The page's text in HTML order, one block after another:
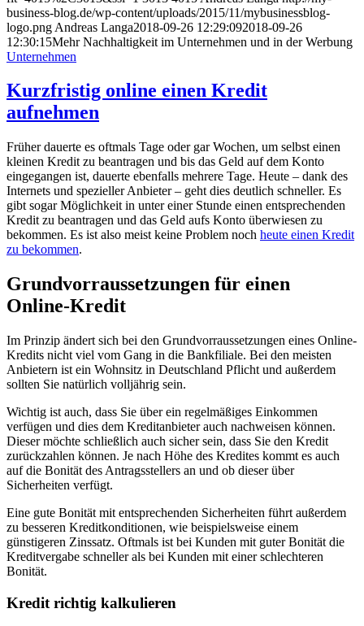
business-blog.de/wp-content/uploads/2015/11/mybusinessblog-
logo.png Andreas Langa2018-09-26 12:29:092018-09-26
12:30:15Mehr Nachhaltigkeit im Unternehmen und in der Werbung
Unternehmen
Kurzfristig online einen Kredit
aufnehmen
Früher dauerte es oftmals Tage oder gar Wochen, um selbst einen
kleinen Kredit zu beantragen und bis das Geld auf dem Konto
eingegangen ist, dauerte ebenfalls mehrere Tage. Heute – dank des
Internets und spezieller Anbieter – geht dies deutlich schneller. Es
gibt sogar Möglichkeit in unter einer Stunde einen entsprechenden
Kredit zu beantragen und das Geld aufs Konto überwiesen zu
bekommen. Es ist also meist keine Problem noch heute einen Kredit
zu bekommen.
Grundvorraussetzungen für einen
Online-Kredit
Im Prinzip ändert sich bei den Grundvorraussetzungen eines Online-
Kredits nicht viel vom Gang in die Bankfiliale. Bei den meisten
Anbietern ist ein Wohnsitz in Deutschland Pflicht und außerdem
sollten Sie natürlich volljährig sein.
Wichtig ist auch, dass Sie über ein regelmäßiges Einkommen
verfügen und dies dem Kreditanbieter auch nachweisen können.
Dieser möchte schließlich auch sicher sein, dass Sie den Kredit
zurückzahlen können. Je nach Höhe des Kredites kommt es auch
auf die Bonität des Antragsstellers an und ob dieser über
Sicherheiten verfügt.
Eine gute Bonität mit entsprechenden Sicherheiten führt außerdem
zu besseren Kreditkonditionen, wie beispielsweise einem
günstigeren Zinssatz. Oftmals ist bei Kunden mit guter Bonität die
Kreditvergabe schneller als bei Kunden mit einer schlechteren
Bonität.
Kredit richtig kalkulieren